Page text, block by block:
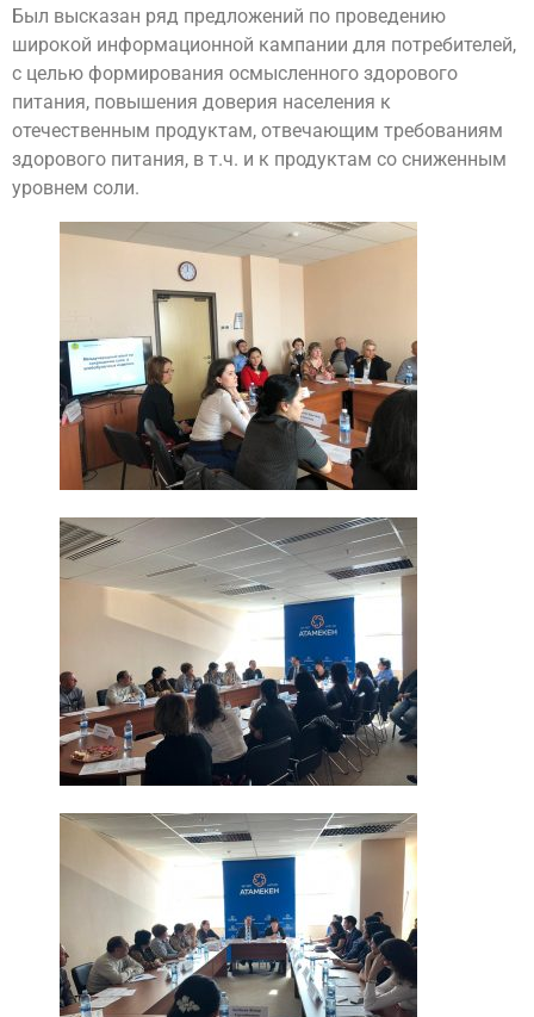
Был высказан ряд предложений по проведению
широкой информационной кампании для потребителей,
с целью формирования осмысленного здорового
питания, повышения доверия населения к
отечественным продуктам, отвечающим требованиям
здорового питания, в т.ч. и к продуктам со сниженным
уровнем соли.